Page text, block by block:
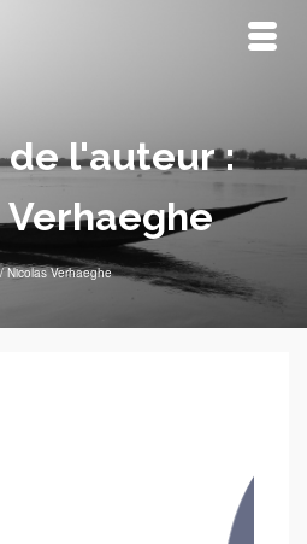
de l'auteur :
/ Nicolas Verhaeghe